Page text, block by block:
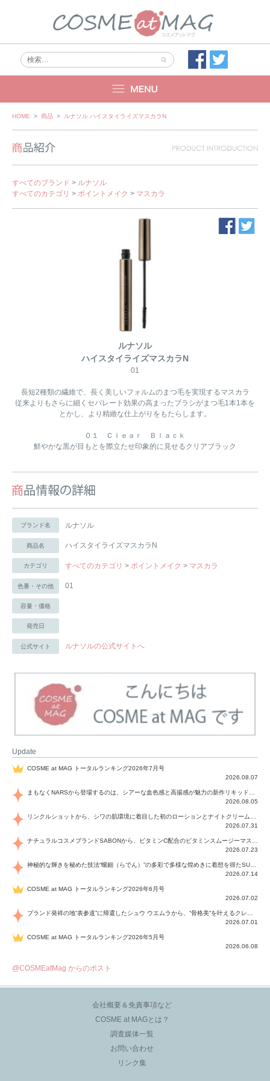
Skip
HOME > 商品 > ルナソル ハイスタイライズマスカラN
すべてのブランド > ルナソル
すべてのカテゴリ > ポイントメイク > マスカラ
ルナソル
ハイスタイライズマスカラN
01
長短2種類の繊維で、長く美しいフォルムのまつ毛を実現するマスカラ
従来よりもさらに細くセパレート効果の高まったブラシがまつ毛1本1本を
とかし、より精緻な仕上がりをもたらします。
０１ Ｃｌｅａｒ Ｂｌａｃｋ
鮮やかな黒が目もとを際立たせ印象的に見せるクリアブラック
ブランド名 ルナソル
商品名 ハイスタイライズマスカラN
カテゴリ すべてのカテゴリ > ポイントメイク > マスカラ
色番・その他 01
容量・価格
発売日
公式サイト ルナソルの公式サイトへ
Update
COSME at MAG トータルランキング2026年7月号
2026.08.07
2026.08.05
2026.07.31
2026.07.23
2026.07.14
COSME at MAG トータルランキング2026年6月号
2026.07.02
2026.07.01
COSME at MAG トータルランキング2026年5月号
2026.06.08
@COSMEatMag からのポスト
会社概要＆免責事項など
COSME at MAGとは？
調査媒体一覧
お問い合わせ
リンク集